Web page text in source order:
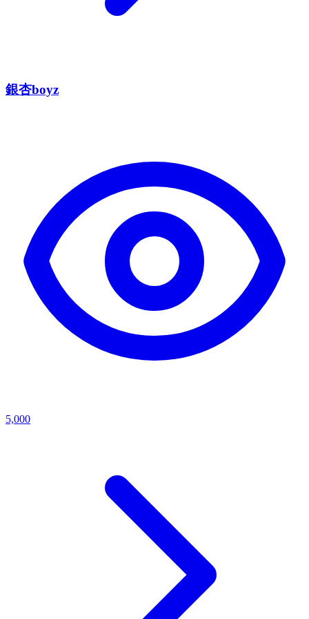
銀杏boyz
5,000